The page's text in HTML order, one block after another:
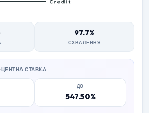
97.7%
СХВАЛЕННЯ
СТАВКА
ДО
547.50%